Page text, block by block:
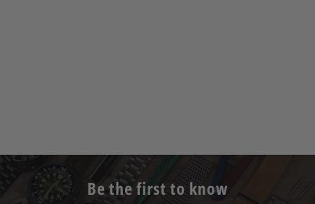
Be the first to know